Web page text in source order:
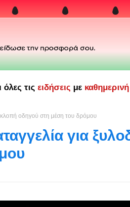
τις ειδήσεις με
κλοπή οδηγού στη μέση του δρόμου
για